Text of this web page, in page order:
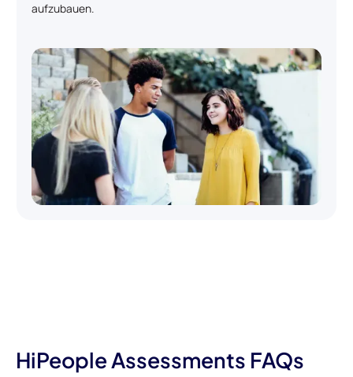
aufzubauen.
HiPeople Assessments FAQs